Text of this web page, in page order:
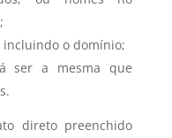
incluindo o domínio;
ser a mesma que
direto preenchido